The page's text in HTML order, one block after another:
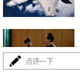
点评一下